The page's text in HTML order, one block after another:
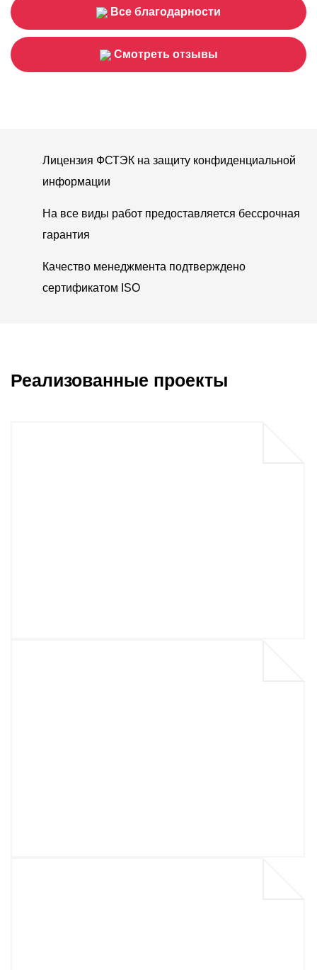
Все благодарности
Смотреть отзывы
Лицензия ФСТЭК на защиту конфиденциальной
информации
На все виды работ предоставляется бессрочная
гарантия
Качество менеджмента подтверждено
сертификатом ISO
Реализованные проекты